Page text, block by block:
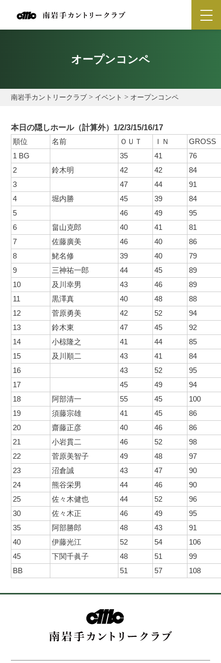
オープンコンペ
南岩手カントリークラブ > イベント > オープンコンペ
本日の隠しホール（計算外） 1/2/3/15/16/17
順位
名前 ＯＵＴ ＩＮ
GROSS
1 BG
35 41
76
2
鈴木明 42 42
84
3
47 44
91
4
堀内勝 45 39
84
5
46 49
95
6
畠山克郎 40 41
81
7
佐藤廣美 46 40
86
8
鮱名修 39 40
79
9
三神祐一郎 44 45
89
10
及川幸男 43 46
89
11
黒澤真 40 48
88
12
菅原勇美 42 52
94
13
鈴木東 47 45
92
14
小椋隆之 41 44
85
15
及川順二 43 41
84
16
43 52
95
17
45 49
94
18
阿部清一 55 45
100
19
須藤宗雄 41 45
86
20
齋藤正彦 40 46
86
21
小岩貫二 46 52
98
22
菅原美智子 49 48
97
23
沼倉誠 43 47
90
24
熊谷栄男 44 46
90
25
佐々木健也 44 52
96
30
佐々木正 46 49
95
35
阿部勝郎 48 43
91
40
伊藤光江 52 54
106
45
下関千眞子 48 51
99
BB
51 57 108